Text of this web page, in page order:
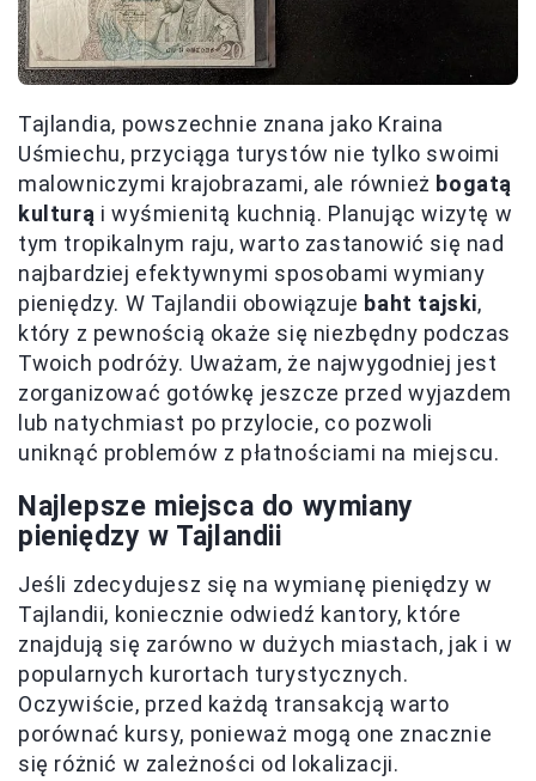
Tajlandia, powszechnie znana jako Kraina
Uśmiechu, przyciąga turystów nie tylko swoimi
malowniczymi krajobrazami, ale również bogatą
kulturą i wyśmienitą kuchnią. Planując wizytę w
tym tropikalnym raju, warto zastanowić się nad
najbardziej efektywnymi sposobami wymiany
pieniędzy. W Tajlandii obowiązuje baht tajski,
który z pewnością okaże się niezbędny podczas
Twoich podróży. Uważam, że najwygodniej jest
zorganizować gotówkę jeszcze przed wyjazdem
lub natychmiast po przylocie, co pozwoli
uniknąć problemów z płatnościami na miejscu.
Najlepsze miejsca do wymiany
pieniędzy w Tajlandii
Jeśli zdecydujesz się na wymianę pieniędzy w
Tajlandii, koniecznie odwiedź kantory, które
znajdują się zarówno w dużych miastach, jak i w
popularnych kurortach turystycznych.
Oczywiście, przed każdą transakcją warto
porównać kursy, ponieważ mogą one znacznie
się różnić w zależności od lokalizacji.